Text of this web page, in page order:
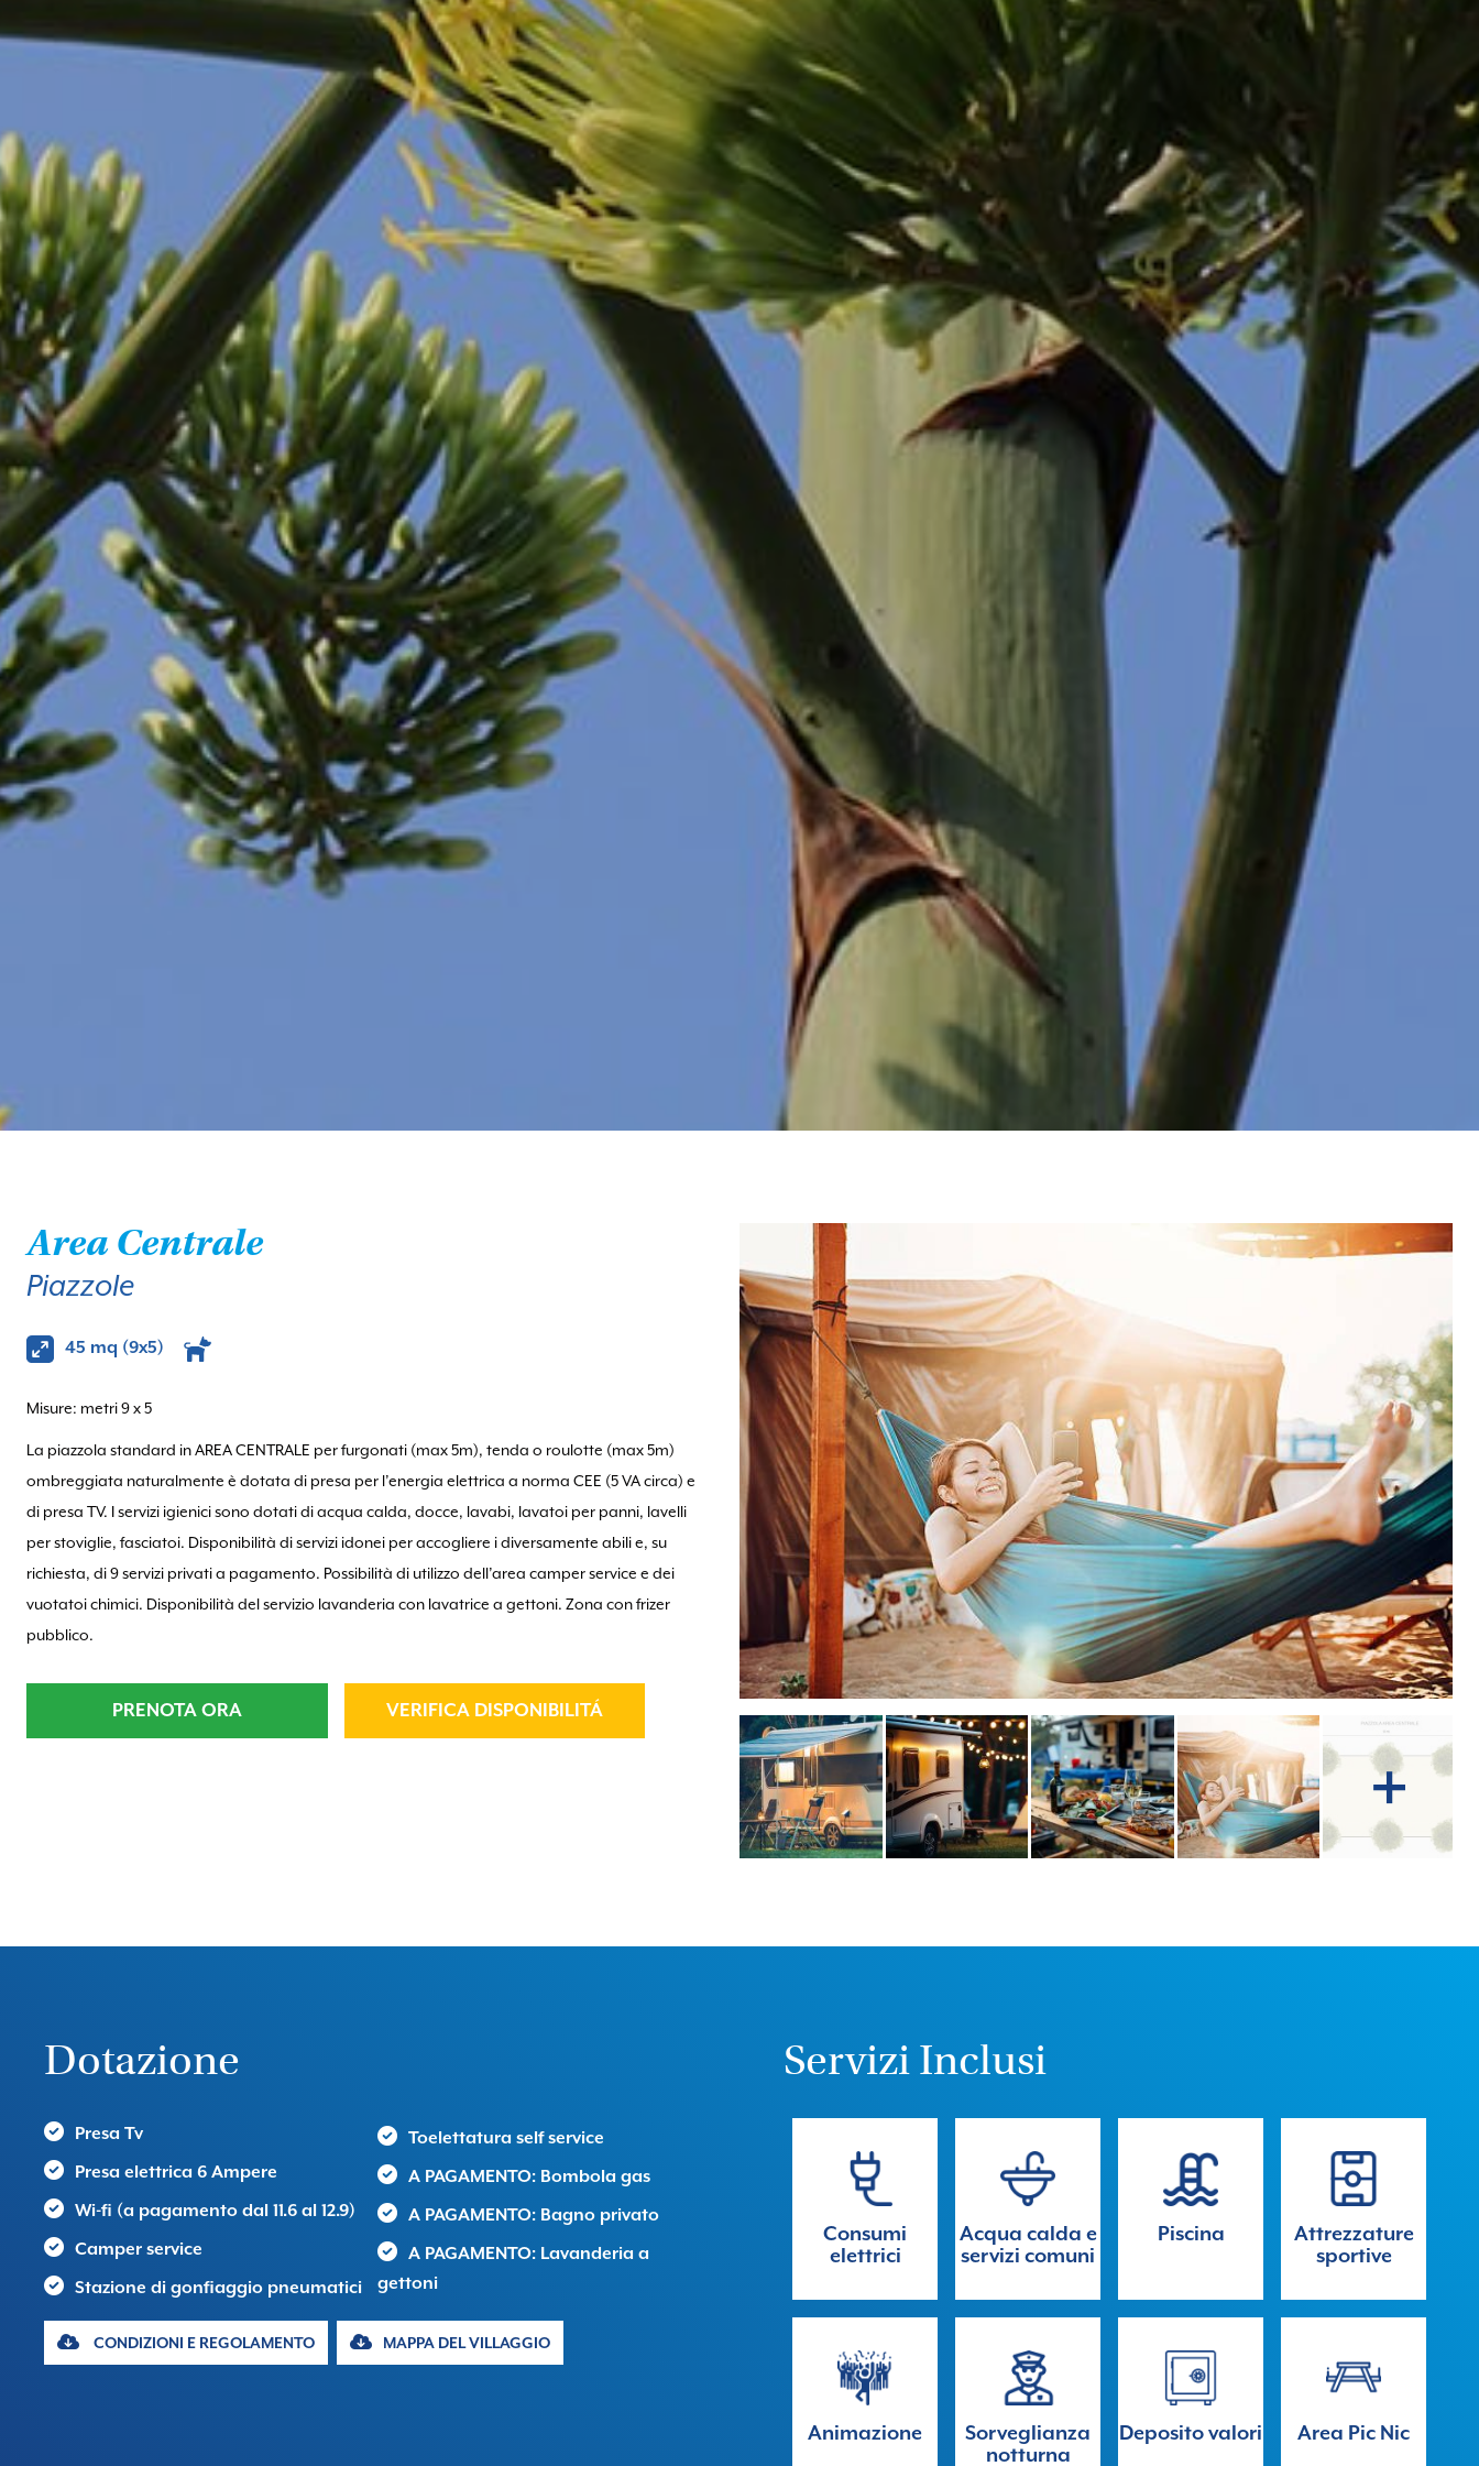
Area Centrale
Piazzole
45 mq (9x5)
Misure: metri 9 x 5
La piazzola standard in AREA CENTRALE per furgonati (max 5m), tenda o roulotte (max 5m)
ombreggiata naturalmente è dotata di presa per l’energia elettrica a norma CEE (5 VA circa) e
di presa TV. I servizi igienici sono dotati di acqua calda, docce, lavabi, lavatoi per panni, lavelli
per stoviglie, fasciatoi. Disponibilità di servizi idonei per accogliere i diversamente abili e, su
richiesta, di 9 servizi privati a pagamento. Possibilità di utilizzo dell’area camper service e dei
vuotatoi chimici. Disponibilità del servizio lavanderia con lavatrice a gettoni. Zona con frizer
pubblico.
PRENOTA ORA VERIFICA DISPONIBILITÁ
Dotazione
Presa Tv
Presa elettrica 6 Ampere
Wi-fi (a pagamento dal 11.6 al 12.9)
Camper service
Stazione di gonfiaggio pneumatici
Toelettatura self service
A PAGAMENTO: Bombola gas
A PAGAMENTO: Bagno privato
A PAGAMENTO: Lavanderia a
gettoni
CONDIZIONI E REGOLAMENTO MAPPA DEL VILLAGGIO
Servizi Inclusi
Consumi
elettrici
Acqua calda e
servizi comuni
Piscina
Attrezzature
sportive
Animazione
Sorveglianza
notturna
Deposito valori Area Pic Nic